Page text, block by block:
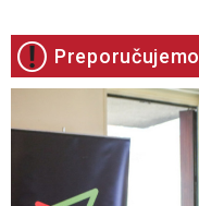
Preporučujemo